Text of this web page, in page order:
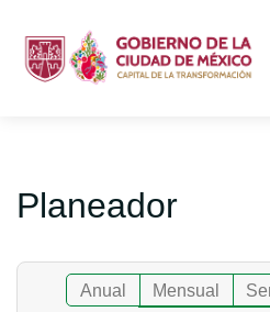
Planeador
Anual Mensual